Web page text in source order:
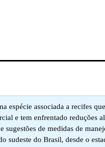
espécie associada a recifes
e tem enfrentado reduções
sugestões de medidas de
sudeste do Brasil, desde o